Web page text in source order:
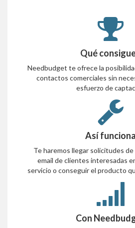
Qué
Needbudget te ofrece la
contactos comerciales sin
esfuerzo de
Así funciona
Te haremos llegar solicitudes
email de clientes interesadas
servicio o conseguir el producto
Con